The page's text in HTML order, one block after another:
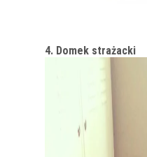
4. Domek strażacki